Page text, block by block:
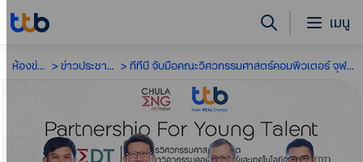
เมนู
ห้องข่าว ข่าวประชาสัมพันธ์ ทีทีบี จับมือคณะวิศวกรรมศาสตร์คอมพิวเตอร์ จุฬาฯ